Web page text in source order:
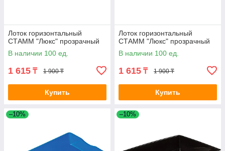
Лоток горизонтальный
СТАММ "Люкс" прозрачный
В наличии 100 ед.
1 615 ₸ 1 900 ₸
Купить
Лоток горизонтальный
СТАММ "Люкс" прозрачный
В наличии 100 ед.
1 615 ₸ 1 900 ₸
Купить
–10% –10%